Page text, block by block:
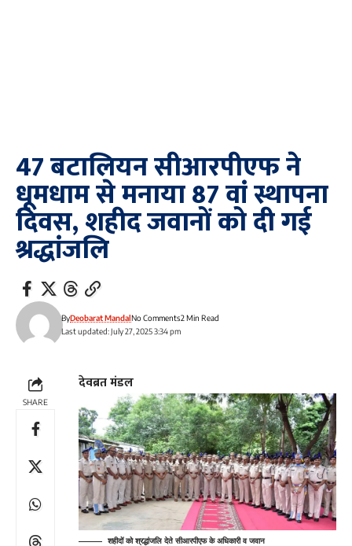
47 बटालियन सीआरपीएफ ने
धूमधाम से मनाया 87 वां स्थापना
दिवस, शहीद जवानों को दी गई
श्रद्धांजलि
Last updated: July 27, 2025 3:34 pm
ByDeobarat MandalNo Comments2 Min Read
SHARE
देवब्रत मंडल
शहीदों को श्रद्धांजलि देते सीआरपीएफ के अधिकारी व जवान